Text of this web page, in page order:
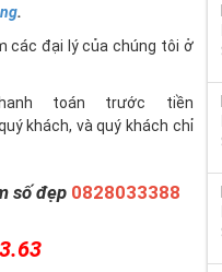
.
các đại lý của chúng tôi ở
toán trước tiền
khách, và quý khách chỉ
số đẹp 0828033388